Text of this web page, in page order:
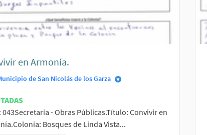
en Armonía.
de San Nicolás de los Garza
043Secretaria - Obras Públicas.Título: Convivir en
Bosques de Linda Vista...